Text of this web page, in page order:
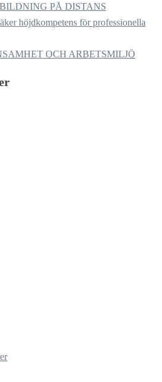
PÅ DISTANS
höjdkompetens för professionella
OCH ARBETSMILJÖ